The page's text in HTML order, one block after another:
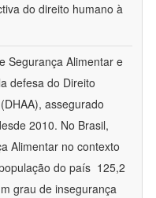
do direito humano à
Segurança Alimentar e
defesa do Direito
assegurado
2010. No Brasil,
Alimentar no contexto
do país  125,2
grau de insegurança